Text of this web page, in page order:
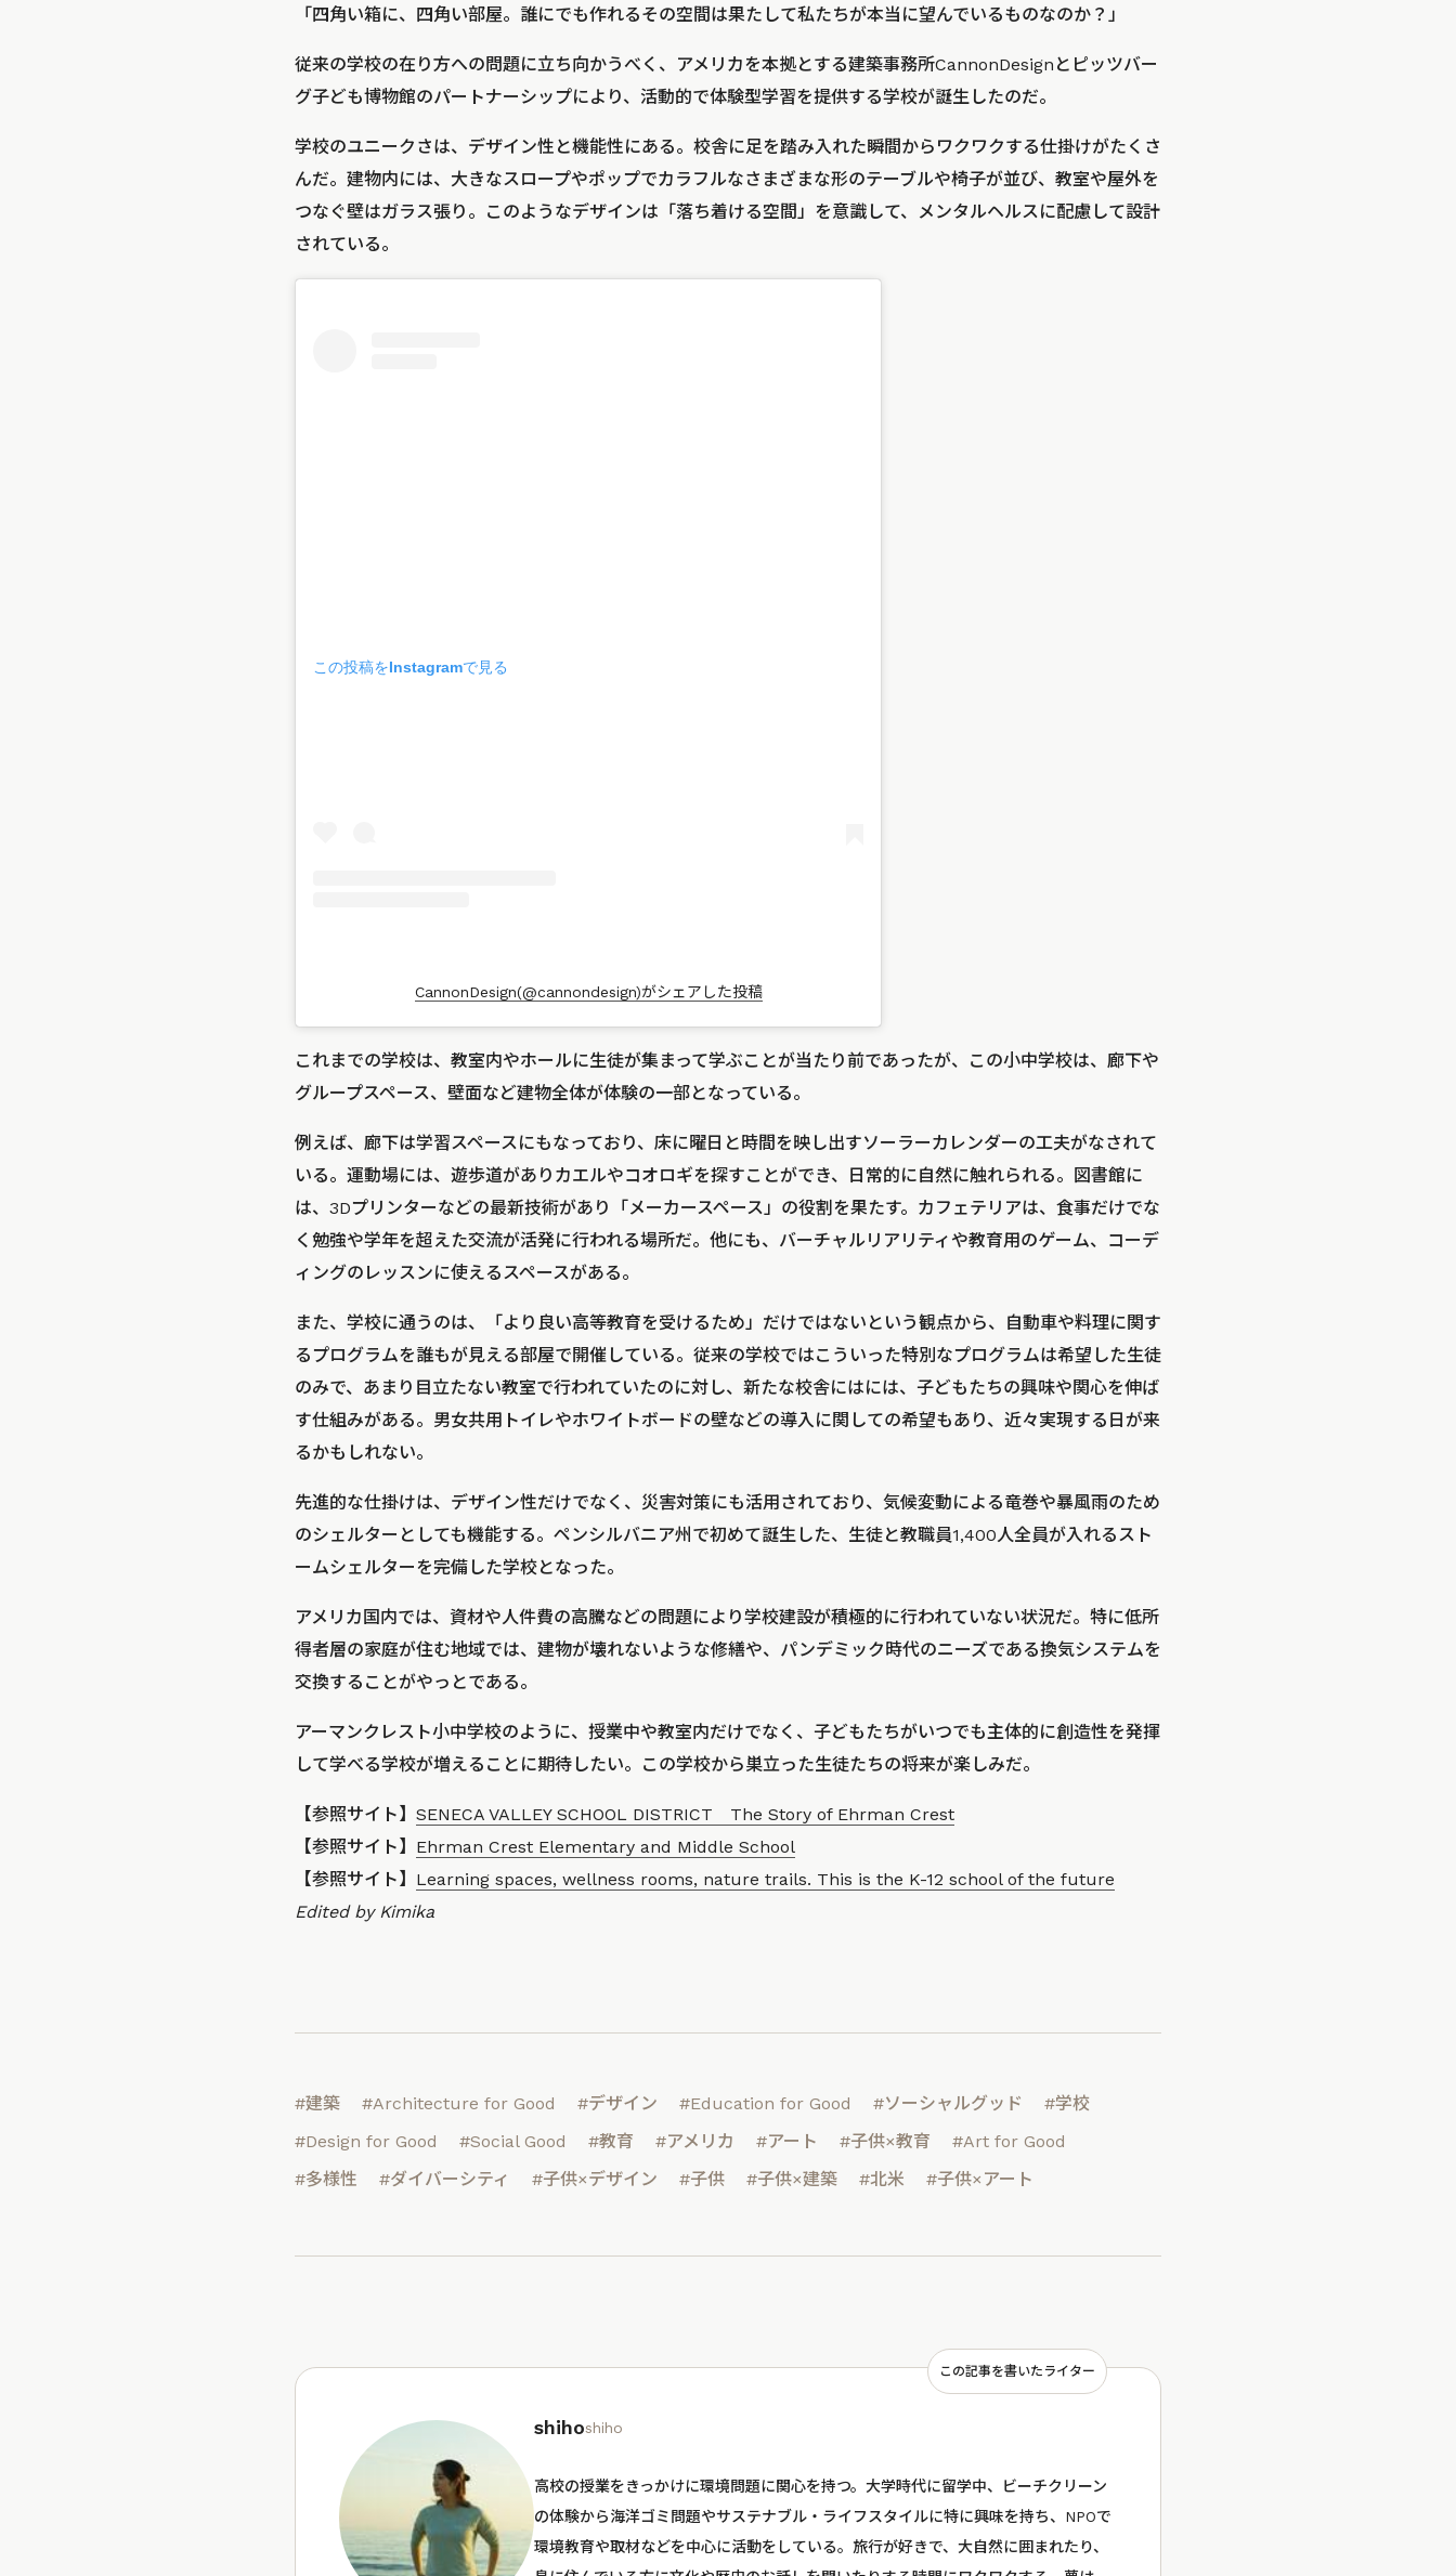
「四角い箱に、四角い部屋。誰にでも作れるその空間は果たして私たちが本当に望んでいるものなのか？」
従来の学校の在り方への問題に立ち向かうべく、アメリカを本拠とする建築事務所CannonDesignとピッツバー
グ子ども博物館のパートナーシップにより、活動的で体験型学習を提供する学校が誕生したのだ。
学校のユニークさは、デザイン性と機能性にある。校舎に足を踏み入れた瞬間からワクワクする仕掛けがたくさ
んだ。建物内には、大きなスロープやポップでカラフルなさまざまな形のテーブルや椅子が並び、教室や屋外を
つなぐ壁はガラス張り。このようなデザインは「落ち着ける空間」を意識して、メンタルヘルスに配慮して設計
されている。
この投稿をInstagramで見る
CannonDesign(@cannondesign)がシェアした投稿
これまでの学校は、教室内やホールに生徒が集まって学ぶことが当たり前であったが、この小中学校は、廊下や
グループスペース、壁面など建物全体が体験の一部となっている。
例えば、廊下は学習スペースにもなっており、床に曜日と時間を映し出すソーラーカレンダーの工夫がなされて
いる。運動場には、遊歩道がありカエルやコオロギを探すことができ、日常的に自然に触れられる。図書館に
は、3Dプリンターなどの最新技術があり「メーカースペース」の役割を果たす。カフェテリアは、食事だけでな
く勉強や学年を超えた交流が活発に行われる場所だ。他にも、バーチャルリアリティや教育用のゲーム、コーデ
ィングのレッスンに使えるスペースがある。
また、学校に通うのは、「より良い高等教育を受けるため」だけではないという観点から、自動車や料理に関す
るプログラムを誰もが見える部屋で開催している。従来の学校ではこういった特別なプログラムは希望した生徒
のみで、あまり目立たない教室で行われていたのに対し、新たな校舎にはには、子どもたちの興味や関心を伸ば
す仕組みがある。男女共用トイレやホワイトボードの壁などの導入に関しての希望もあり、近々実現する日が来
るかもしれない。
先進的な仕掛けは、デザイン性だけでなく、災害対策にも活用されており、気候変動による竜巻や暴風雨のため
のシェルターとしても機能する。ペンシルバニア州で初めて誕生した、生徒と教職員1,400人全員が入れるスト
ームシェルターを完備した学校となった。
アメリカ国内では、資材や人件費の高騰などの問題により学校建設が積極的に行われていない状況だ。特に低所
得者層の家庭が住む地域では、建物が壊れないような修繕や、パンデミック時代のニーズである換気システムを
交換することがやっとである。
アーマンクレスト小中学校のように、授業中や教室内だけでなく、子どもたちがいつでも主体的に創造性を発揮
して学べる学校が増えることに期待したい。この学校から巣立った生徒たちの将来が楽しみだ。
【参照サイト】 SENECA VALLEY SCHOOL DISTRICT The Story of Ehrman Crest
【参照サイト】 Ehrman Crest Elementary and Middle School
【参照サイト】 Learning spaces, wellness rooms, nature trails. This is the K-12 school of the future
Edited by Kimika
#建築 #Architecture for Good #デザイン #Education for Good #ソーシャルグッド
#学校
#Design for Good
#Social Good #教育 #アメリカ #アート #子供×教育
#Art for Good
#多様性
#ダイバーシティ #子供×デザイン #子供 #子供×建築 #北米 #子供×アート
この記事を書いたライター
shihoshiho
高校の授業をきっかけに環境問題に関心を持つ。大学時代に留学中、ビーチクリーン
の体験から海洋ゴミ問題やサステナブル・ライフスタイルに特に興味を持ち、NPOで
環境教育や取材などを中心に活動をしている。旅行が好きで、大自然に囲まれたり、